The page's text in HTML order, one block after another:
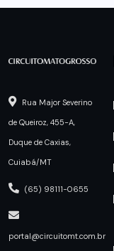
Rua Major Severino
de Queiroz, 455-A,
Duque de Caxias,
Cuiabá/MT
(65) 98111-0655
portal@circuitomt.com.br